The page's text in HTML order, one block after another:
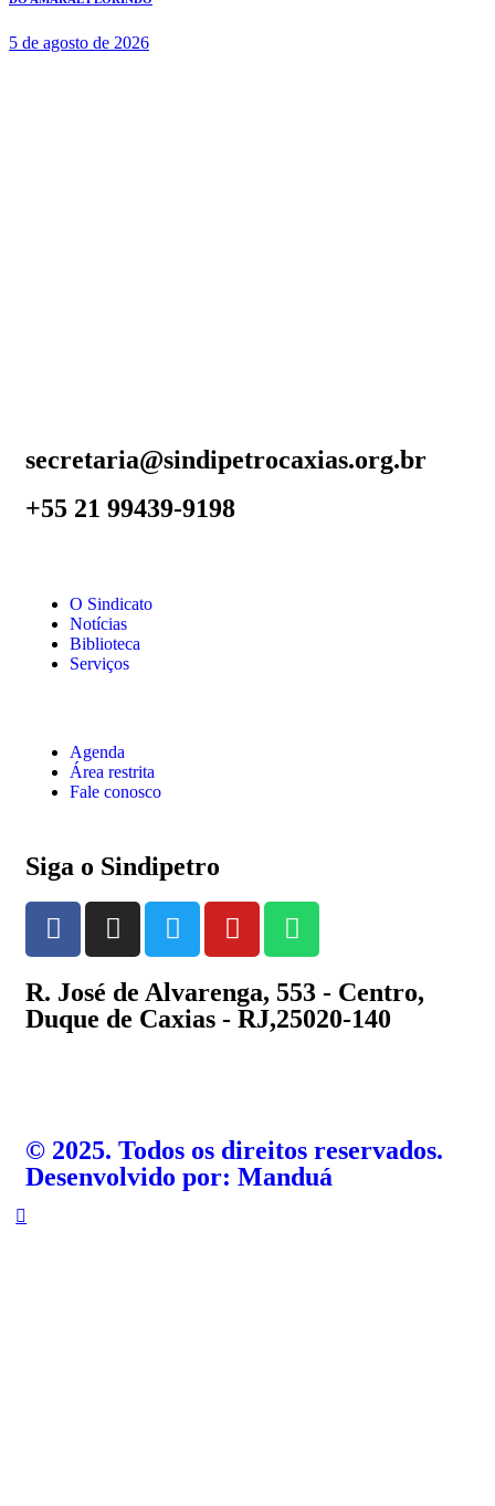
5 de agosto de 2026
secretaria@sindipetrocaxias.org.br
+55 21 99439-9198
O Sindicato
Notícias
Biblioteca
Serviços
Agenda
Área restrita
Fale conosco
Siga o Sindipetro
R. José de Alvarenga, 553 - Centro,
Duque de Caxias - RJ,25020-140
©️ 2025. Todos os direitos reservados.
Desenvolvido por: Manduá